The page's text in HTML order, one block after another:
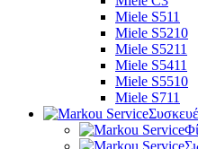
Miele S511
Miele S5210
Miele S5211
Miele S5411
Miele S5510
Miele S711